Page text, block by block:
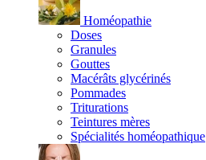
Homéopathie
Doses
Granules
Gouttes
Macérâts glycérinés
Pommades
Triturations
Teintures mères
Spécialités homéopathique